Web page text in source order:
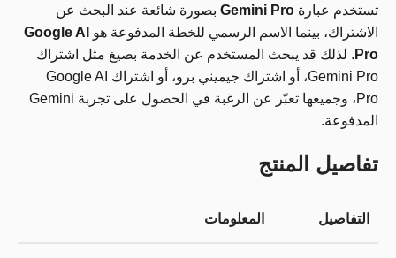
تستخدم عبارة Gemini Pro بصورة شائعة عند البحث عن
الاشتراك، بينما الاسم الرسمي للخطة المدفوعة هو Google AI
Pro . لذلك قد يبحث المستخدم عن الخدمة بصيغ مثل اشتراك
Gemini Pro، أو اشتراك جيميني برو، أو اشتراك Google AI
Pro، وجميعها تعبّر عن الرغبة في الحصول على تجربة Gemini
المدفوعة.
تفاصيل المنتج
التفاصيل المعلومات